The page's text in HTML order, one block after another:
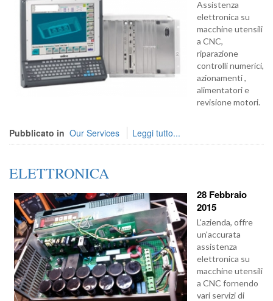
Assistenza
elettronica su
macchine utensili
a CNC,
riparazione
controlli numerici,
azionamenti ,
alimentatori e
revisione motori.
Pubblicato in Our Services Leggi tutto...
ELETTRONICA
28 Febbraio
2015
L'azienda, offre
un'accurata
assistenza
elettronica su
macchine utensili
a CNC fornendo
vari servizi di